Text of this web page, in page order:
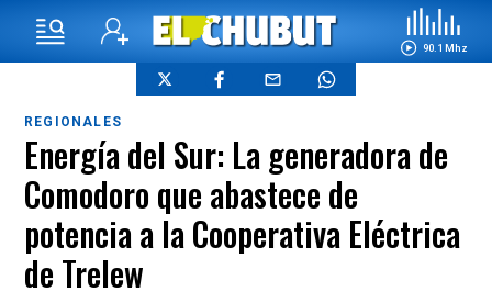
90.1 Mhz
REGIONALES
Energía del Sur: La generadora de
Comodoro que abastece de
potencia a la Cooperativa Eléctrica
de Trelew